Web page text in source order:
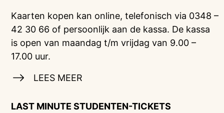
Kaarten kopen kan online, telefonisch via 0348 –
42 30 66 of persoonlijk aan de kassa. De kassa
is open van maandag t/m vrijdag van 9.00 –
17.00 uur.
LEES MEER
LAST MINUTE STUDENTEN-TICKETS